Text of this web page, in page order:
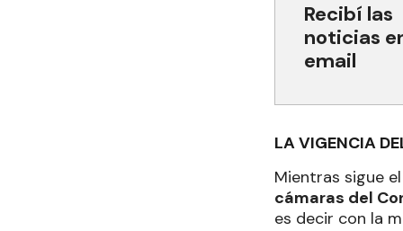
Recibí las
noticias
email
LA VIGENCIA
Mientras sigue
cámaras del
es decir con la